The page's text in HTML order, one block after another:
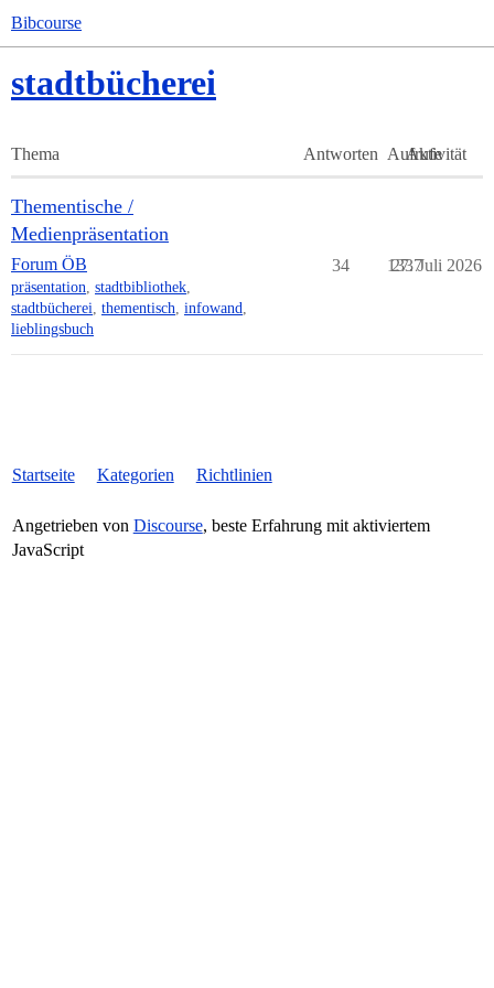
Bibcourse
stadtbücherei
Thema Antworten Aufrufe
Aktivität
Thementische /
Medienpräsentation
Forum ÖB
präsentation, stadtbibliothek,
stadtbücherei, thementisch, infowand,
lieblingsbuch
34 1337
27. Juli 2026
Startseite Kategorien Richtlinien
Angetrieben von Discourse, beste Erfahrung mit aktiviertem
JavaScript